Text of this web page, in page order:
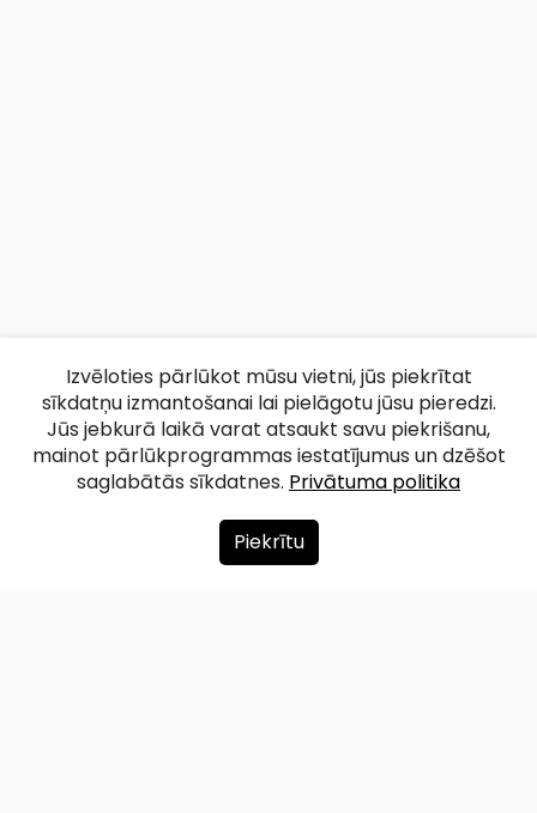
Par mums
Izvēloties pārlūkot mūsu vietni, jūs piekrītat
sīkdatņu izmantošanai lai pielāgotu jūsu pieredzi.
Jūs jebkurā laikā varat atsaukt savu piekrišanu,
mainot pārlūkprogrammas iestatījumus un dzēšot
saglabātās sīkdatnes. Privātuma politika
Piekrītu